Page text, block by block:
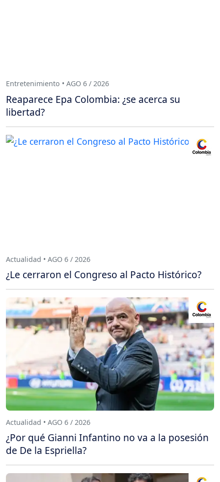
Entretenimiento • AGO 6 / 2026
Reaparece Epa Colombia: ¿se acerca su
libertad?
Actualidad • AGO 6 / 2026
¿Le cerraron el Congreso al Pacto Histórico?
Actualidad • AGO 6 / 2026
¿Por qué Gianni Infantino no va a la posesión
de De la Espriella?